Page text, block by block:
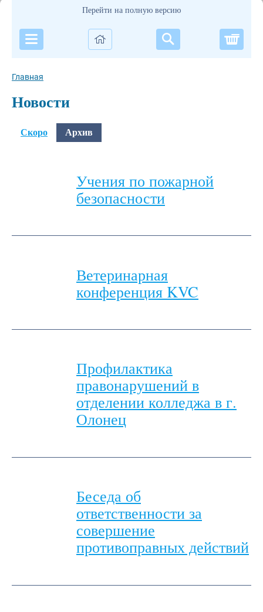
Перейти на полную версию
Главная
Новости
Скоро Архив
Учения по пожарной
безопасности
Ветеринарная
конференция KVC
Профилактика
правонарушений в
отделении колледжа в г.
Олонец
Беседа об
ответственности за
совершение
противоправных действий